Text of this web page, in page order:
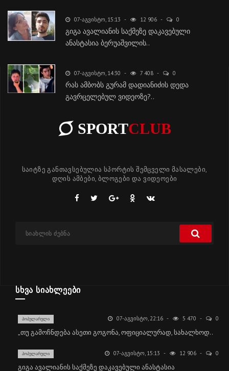
07-ᲐᲒᲕᲘᲡᲢᲝ, 15:13 12 906 0
გიგა ავალიანის საქმეზე დაკავებული
ანასტასია ბერუაშვილის..
07-ᲐᲒᲕᲘᲡᲢᲝ, 14:30 7 408 0
რას ამბობს გურამ დადიანიძის დედა
გავრცელებულ ვიდეოზე?..
SPORTCLUB
საიტზე განთავსებულია სპორტის შემცველი მასალები,
დღის ამბები, ბლოგები და ვიდეოები
ᲡᲮᲕᲐ ᲡᲘᲐᲮᲚᲔᲔᲑᲘ
ᲞᲝᲞᲣᲚᲐᲠᲣᲚᲘ 07-ᲐᲒᲕᲘᲡᲢᲝ, 22:16 5 470 0
„თუ გამოჩნდება ასეთი გოგონა, ოფიციალურად, სახალხოდ..
ᲞᲝᲞᲣᲚᲐᲠᲣᲚᲘ 07-ᲐᲒᲕᲘᲡᲢᲝ, 15:13 12 906 0
გიგა ავალიანის საქმეზე დაკავებული ანასტასია